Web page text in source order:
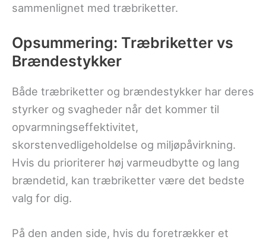
sammenlignet med træbriketter.
Opsummering: Træbriketter vs
Brændestykker
Både træbriketter og brændestykker har deres
styrker og svagheder når det kommer til
opvarmningseffektivitet,
skorstenvedligeholdelse og miljøpåvirkning.
Hvis du prioriterer høj varmeudbytte og lang
brændetid, kan træbriketter være det bedste
valg for dig.
På den anden side, hvis du foretrækker et